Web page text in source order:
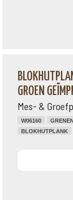
GROEN
Mes- &
W06160
BLOKHUTPLANK